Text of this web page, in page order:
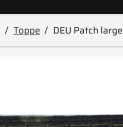
Toppe DEU Patch large